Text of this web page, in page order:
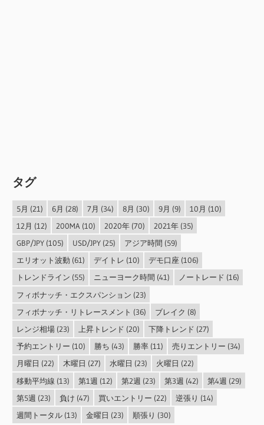
タグ
5月 (21) 6月 (28) 7月 (34) 8月 (30) 9月 (9) 10月 (10)
12月 (12) 200MA (10) 2020年(70) 2021年(35)
GBP/JPY(105) USD/JPY(25) アジア時間 (59)
エリオット波動 (61) デイトレ (10) デモ口座 (106)
トレンドライン (55) ニューヨーク時間 (41) ノートレード (16)
フィボナッチ・エクスパンション (23)
フィボナッチ・リトレースメント (36) ブレイク (8)
レンジ相場(23) 上昇トレンド (20) 下降トレンド (27)
予約エントリー (10) 勝ち (43) 勝率(11) 売りエントリー (34)
月曜日 (22) 木曜日 (27) 水曜日 (23) 火曜日 (22)
移動平均線 (13) 第1週 (12) 第2週 (23) 第3週 (42) 第4週 (29)
第5週 (23) 負け (47) 買いエントリー (22) 逆張り (14)
週間トータル(13) 金曜日 (23) 順張り (30)